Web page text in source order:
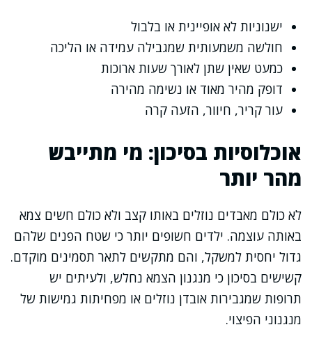
ישנוניות לא אופיינית או בלבול
חולשה משמעותית שמגבילה עמידה או הליכה
כמעט שאין שתן לאורך שעות ארוכות
דופק מהיר מאוד או נשימה מהירה
עור קריר, חיוור, הזעה קרה
אוכלוסיות בסיכון: מי מתייבש
מהר יותר
לא כולם מאבדים נוזלים באותו קצב ולא כולם חשים צמא
באותה עוצמה. ילדים חשופים יותר כי שטח הפנים שלהם
גדול יחסית למשקל, והם מתקשים לתאר תסמינים מוקדם.
קשישים בסיכון כי מנגנון הצמא נחלש, ולעיתים יש
תרופות שמגבירות אובדן נוזלים או מפחיתות גמישות של
מנגנוני הפיצוי.